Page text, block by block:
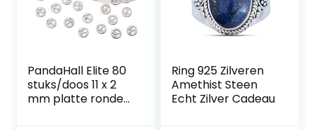
PandaHall Elite 80
stuks/doos 11 x 2
mm platte ronde
Ring 925 Zilveren
Amethist Steen
Echt Zilver Cadeau